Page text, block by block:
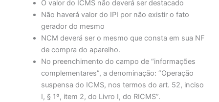
O valor do ICMS não deverá ser destacado
Não haverá valor do IPI por não existir o fato
gerador do mesmo
NCM deverá ser o mesmo que consta em sua NF
de compra do aparelho.
No preenchimento do campo de “informações
complementares”, a denominação: “Operação
suspensa do ICMS, nos termos do art. 52, inciso
I, § 1º, item 2, do Livro I, do RICMS”.